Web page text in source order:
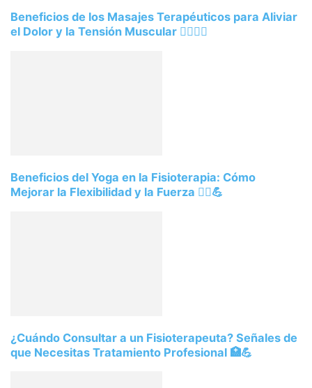
Beneficios de los Masajes Terapéuticos para Aliviar
el Dolor y la Tensión Muscular 💆‍♂️💆‍♀️
Beneficios del Yoga en la Fisioterapia: Cómo
Mejorar la Flexibilidad y la Fuerza 🧘‍♀️💪
¿Cuándo Consultar a un Fisioterapeuta? Señales de
que Necesitas Tratamiento Profesional 🏥💪